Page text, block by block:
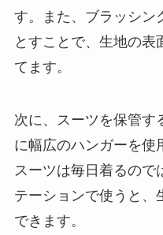
す。また、ブラッシン
とすことで、生地の表
てます。
次に、スーツを保管す
に幅広のハンガーを使
スーツは毎日着るので
テーションで使うと、
できます。